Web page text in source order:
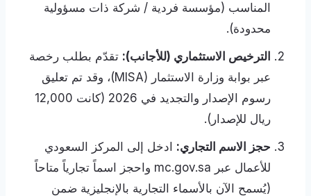
المناسب (مؤسسة فردية / شركة ذات مسؤولية
محدودة).
الترخيص الاستثماري (للأجانب): تقدّم بطلب رخصة
عبر بوابة وزارة الاستثمار (MISA)، وقد تم تعليق
رسوم الإصدار والتجديد في 2026 (كانت 12,000
ريال للإصدار).
حجز الاسم التجاري: ادخل إلى المركز السعودي
للأعمال عبر mc.gov.sa واحجز اسماً تجارياً متاحاً
(يُسمح الآن بالأسماء التجارية بالإنجليزية ضمن